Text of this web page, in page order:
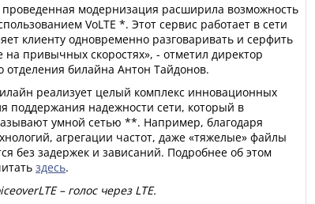
проведенная модернизация расширила возможность
VoLTE *. Этот сервис работает в сети
клиенту одновременно разговаривать и серфить
на привычных скоростях», - отметил директор
отделения билайна Антон Тайдонов.
реализует целый комплекс инновационных
поддержания надежности сети, который в
умной сетью **. Например, благодаря
агрегации частот, даже «тяжелые» файлы
без задержек и зависаний. Подробнее об этом
здесь.
– голос через LTE.